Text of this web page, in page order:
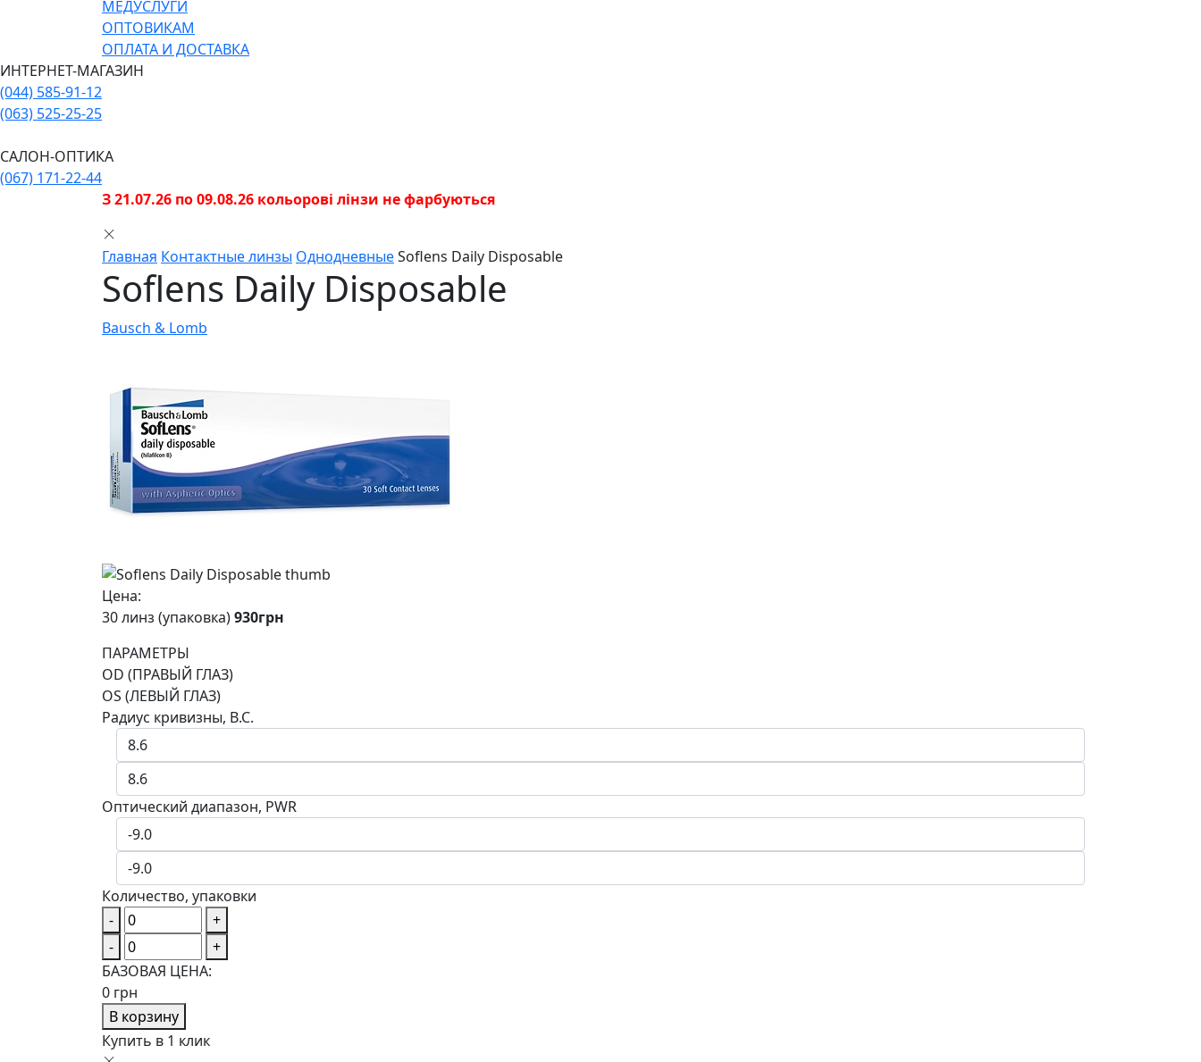
МЕДУСЛУГИ
ОПТОВИКАМ
ОПЛАТА И ДОСТАВКА
ИНТЕРНЕТ-МАГАЗИН
(044) 585-91-12
(063) 525-25-25
САЛОН-ОПТИКА
(067) 171-22-44
З 21.07.26 по 09.08.26 кольорові лінзи не фарбуються
Главная Контактные линзы ОднодневныеSoflens Daily Disposable
Soflens Daily Disposable
Bausch & Lomb
Цена:
30 линз (упаковка)930грн
ПАРАМЕТРЫ
OD (ПРАВЫЙ ГЛАЗ)
OS (ЛЕВЫЙ ГЛАЗ)
Радиус кривизны, B.C.
Оптический диапазон, PWR
Количество, упаковки
-
+
-
+
БАЗОВАЯ ЦЕНА:
0 грн
В корзину
Купить в 1 клик